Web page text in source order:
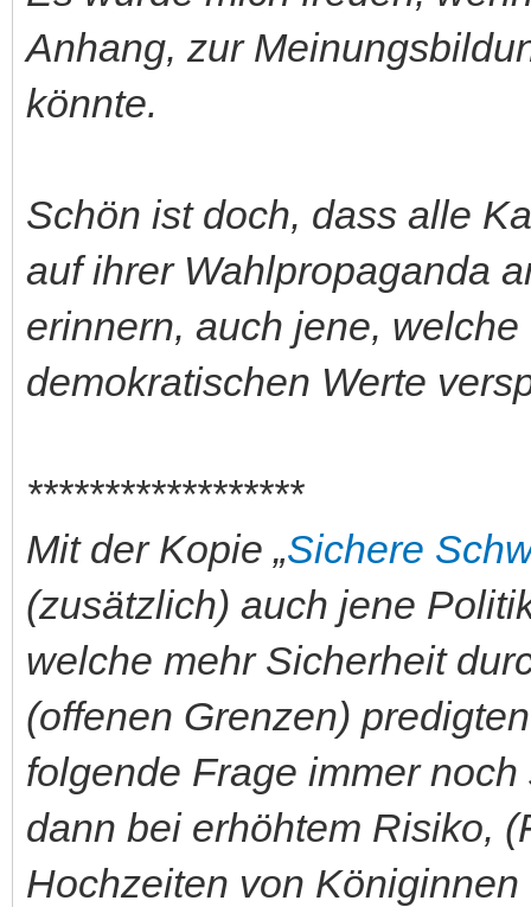
Anhang, zur
könnte.
Schön ist doch, dass alle
auf ihrer Wahlpropaganda
erinnern, auch jene,
demokratischen Werte
******************
Mit der Kopie „Sichere
(zusätzlich) auch jene
welche mehr Sicherheit
(offenen Grenzen)
folgende Frage immer
dann bei erhöhtem Risiko,
Hochzeiten von